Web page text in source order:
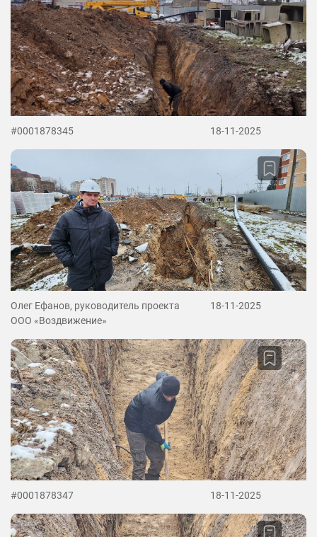
#0001878345 18-11-2025
Олег Ефанов, руководитель проекта
ООО «Воздвижение»
18-11-2025
#0001878347 18-11-2025